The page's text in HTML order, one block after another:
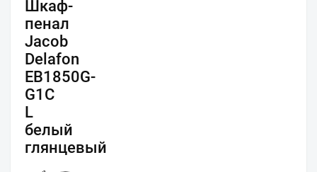
Шкаф-
пенал
Jacob
Delafon
EB1850G-
G1C
L
белый
глянцевый